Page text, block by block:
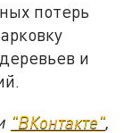
потерь
и
"ВКонтакте",